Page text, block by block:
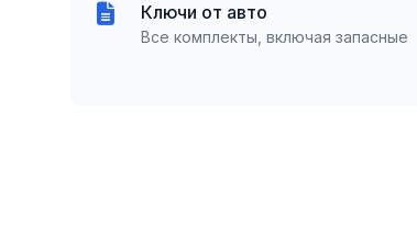
Ключи от авто
Все комплекты, включая запасные